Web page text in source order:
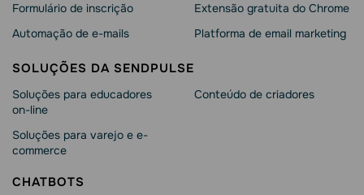
Formulário de inscrição
Automação de e-mails
Extensão gratuita do Chrome
Platforma de email marketing
SOLUÇÕES DA SENDPULSE
Soluções para educadores
on-line
Soluções para varejo e e-
commerce
Conteúdo de criadores
CHATBOTS